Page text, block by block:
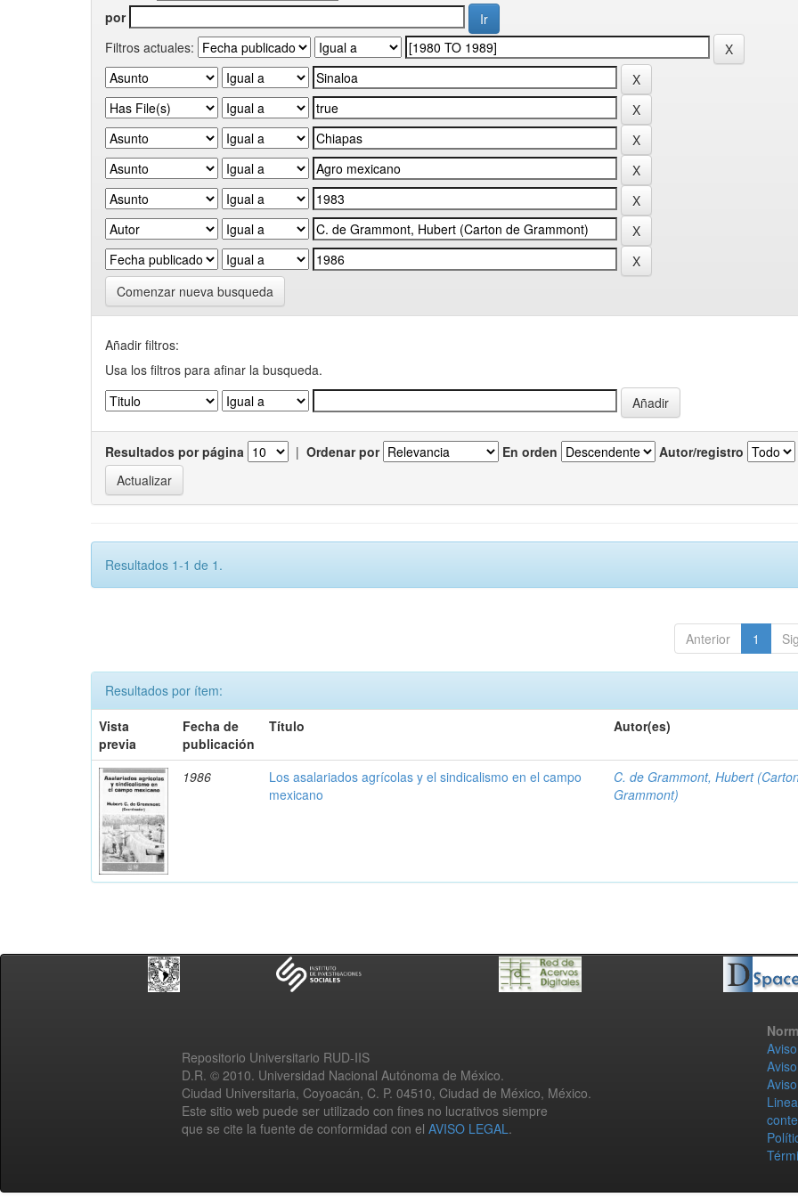
por
Filtros actuales:
Comenzar nueva busqueda
Añadir filtros:
Usa los filtros para afinar la busqueda.
Resultados por página | Ordenar por En orden Autor/registro
Resultados 1-1 de 1.
Anterior 1
Resultados por ítem:
Vista
previa
Fecha de
publicación
Título Autor(es)
1986
Los asalariados agrícolas y el sindicalismo en el campo
mexicano
C. de Grammont, Hubert
Grammont)
Repositorio Universitario RUD-IIS
D.R. © 2010. Universidad Nacional Autónoma de México.
Ciudad Universitaria, Coyoacán, C. P. 04510, Ciudad de México, México.
Este sitio web puede ser utilizado con fines no lucrativos siempre
que se cite la fuente de conformidad con el AVISO LEGAL.